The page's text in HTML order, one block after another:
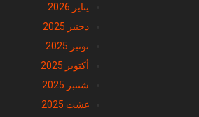
يناير 2026
دجنبر 2025
نونبر 2025
أكتوبر 2025
شتنبر 2025
غشت 2025